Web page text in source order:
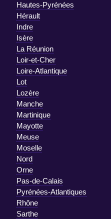
Hautes-Pyrénées
Hérault
Indre
Isère
La Réunion
Loir-et-Cher
Loire-Atlantique
Lot
Lozère
Manche
Martinique
Mayotte
Meuse
Moselle
Nord
Orne
Pas-de-Calais
Pyrénées-Atlantiques
Rhône
Sarthe